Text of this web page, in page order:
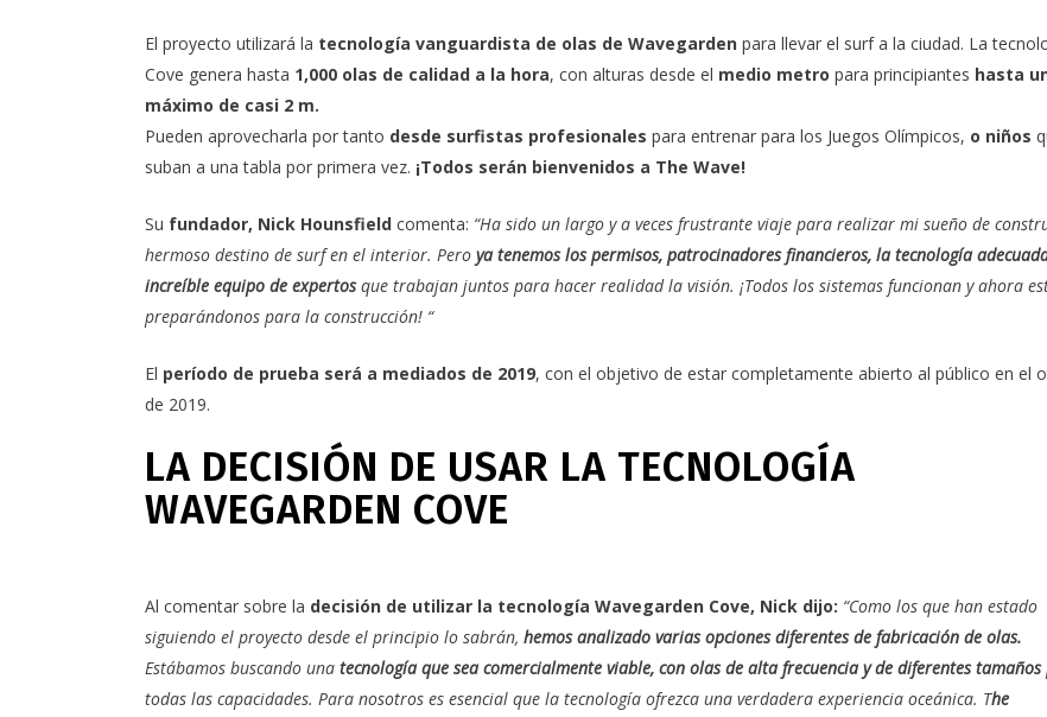
El proyecto utilizará la tecnología vanguardista de olas de Wavegarden para llevar el surf a la ciudad. La
Cove genera hasta 1,000 olas de calidad a la hora, con alturas desde el medio metro para principiantes hasta
máximo de casi 2 m.
Pueden aprovecharla por tanto desde surfistas profesionales para entrenar para los Juegos Olímpicos, o niños
suban a una tabla por primera vez. ¡Todos serán bienvenidos a The Wave!
Su fundador, Nick Hounsfield comenta: “Ha sido un largo y a veces frustrante viaje para realizar mi sueño de
hermoso destino de surf en el interior. Pero ya tenemos los permisos, patrocinadores financieros, la tecnología
increíble equipo de expertosque trabajan juntos para hacer realidad la visión. ¡Todos los sistemas funcionan y ahora
preparándonos para la construcción! “
El período de prueba será a mediados de 2019, con el objetivo de estar completamente abierto al público en el
de 2019.
LA DECISIÓN DE USAR LA TECNOLOGÍA
WAVEGARDEN COVE
Al comentar sobre la decisión de utilizar la tecnología Wavegarden Cove, Nick dijo: “Como los que han estado
siguiendo el proyecto desde el principio lo sabrán, hemos analizado varias opciones diferentes de fabricación de olas.
Estábamos buscando una tecnología que sea comercialmente viable, con olas de alta frecuencia y de diferentes tamaños
todas las capacidades. Para nosotros es esencial que la tecnología ofrezca una verdadera experiencia oceánica. The